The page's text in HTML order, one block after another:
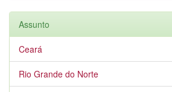
Assunto
Ceará
Rio Grande do Norte